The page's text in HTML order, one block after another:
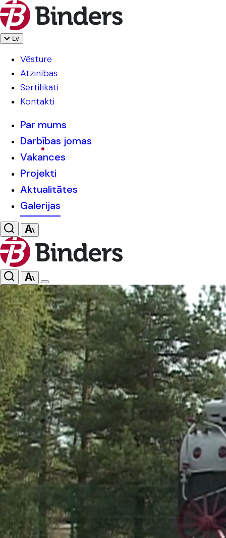
Lv
Vēsture
Atzinības
Sertifikāti
Kontakti
Par mums
Darbības jomas
Vakances
Projekti
Aktualitātes
Galerijas